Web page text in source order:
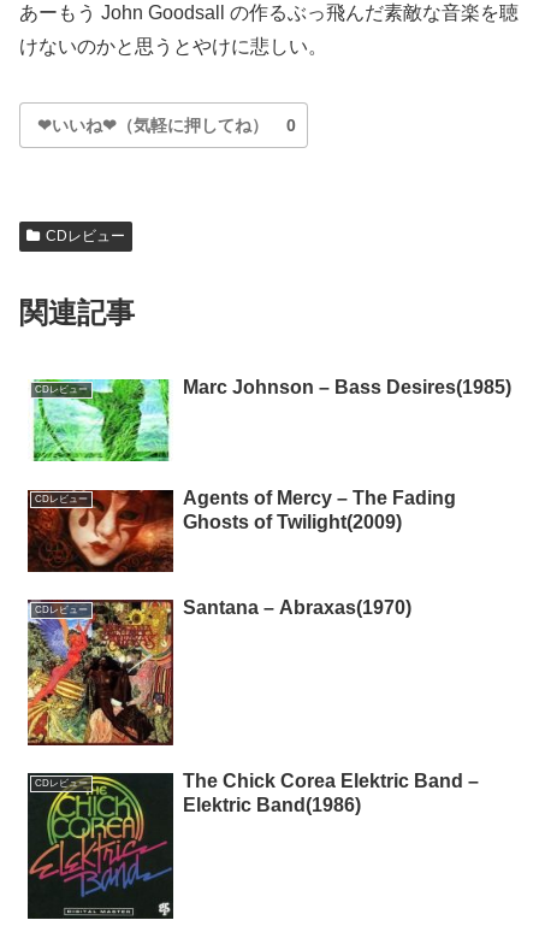
あーもう John Goodsall の作るぶっ飛んだ素敵な音楽を聴
けないのかと思うとやけに悲しい。
❤いいね❤（気軽に押してね） 0
CDレビュー
関連記事
CDレビュー Marc Johnson – Bass Desires(1985)
CDレビュー
Agents of Mercy – The Fading
Ghosts of Twilight(2009)
CDレビュー Santana – Abraxas(1970)
CDレビュー
The Chick Corea Elektric Band –
Elektric Band(1986)